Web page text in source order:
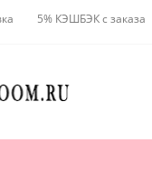
5% КЭШБЭК с заказа